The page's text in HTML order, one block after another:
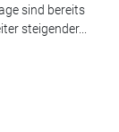
sind bereits
steigender...